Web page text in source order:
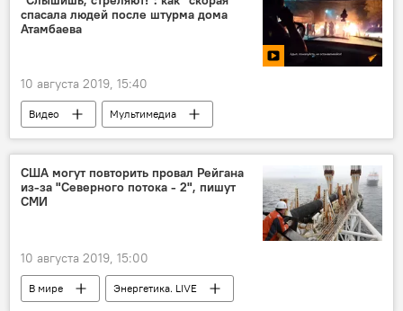
спасала людей после штурма дома
Атамбаева
10 августа 2019, 15:40
Видео Мультимедиа
США могут повторить провал Рейгана
из-за "Северного потока - 2", пишут
СМИ
10 августа 2019, 15:00
В мире
Энергетика. LIVE